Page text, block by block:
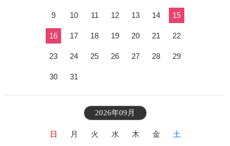
9 10 11 12 13 14 15
16 17 18 19 20 21 22
23 24 25 26 27 28 29
30 31
2026年09月
日 月 火 水 木 金
土